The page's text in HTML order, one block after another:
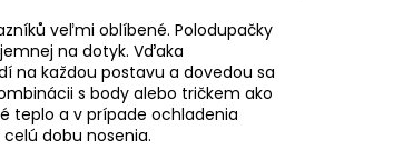
veľmi oblíbené. Polodupačky
na dotyk. Vďaka
na každou postavu a dovedou sa
s body alebo tričkem ako
teplo a v prípade ochladenia
dobu nosenia.